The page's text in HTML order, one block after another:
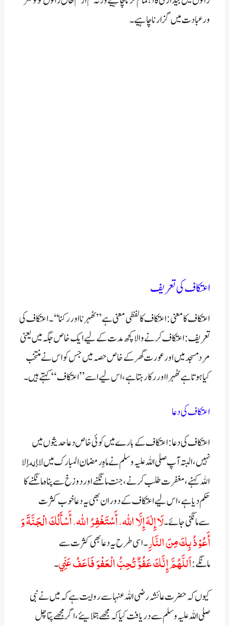
ور عبادت میں گزارنا چاہیے ۔
اعتکاف کی تعریف
اعتکاف کا معنی: اعتکاف کا لفظی معنی ہے ” ٹھہر نا اور رکنا‘‘۔اعتکاف کی
تعریف: اعتکاف کرنے والا کچھ مدت کےلیے ایک خاص جگہ میں یعنی
مرد مسجد میں اور عورت گھر کے خاص حصہ میں جس کو اس نے منتخب
کیا ہوتا ہے ٹھہرا اور رکا رہتا ہے ، اس لیے اسے ”اعتکاف“ کہتے ہیں ۔
اعتکاف کی دعا
اعتکاف کی دعا:اعتکاف کے بارے میں کوئی خاص دعا حدیثوں میں
نہیں، البتہ آپ صلی اللہ علیہ وسلم نے ماہِ رمضان المبارک میںلا إله إلا
اللهکہنے، مغفرت طلب کرنے، جنت مانگنےاور دوزخ سے پناہ مانگنے کا
حکم دیا ہے، اس لیے اعتکاف کے دوران بھی یہ دعا خوب کثرت
سےمانگنی جائے۔لَا إِلٰهَ إِلَّا الله، أَسْتَغْفِرُ الله، أَسْأَلُكَ الْجَنَّةَ وَ
أَعُوْذُ بِكَ مِنَ النَّارِ۔اسی طرح یہ دعا بھی کثرت سے
مانگے:اَللَّهُمَّ إِنَّكَ عَفُوٌّ تُحِبُّ الْعَفْوَ فَاعَفُ عَنِّي۔
کیوں کہ حضرت عائشہ رضی اللہ عنہا سے روایت ہے کہ میں نے نبی
صلی اللہ علیہ وسلم سے دریافت کیا کہ مجھے بتلایئے، اگر مجھے پتا چل